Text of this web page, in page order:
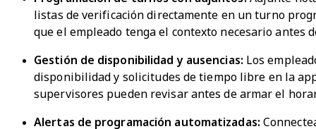
listas de verificación directamente en un turno
que el empleado tenga el contexto necesario antes
Gestión de disponibilidad y ausencias: Los
disponibilidad y solicitudes de tiempo libre en la
supervisores pueden revisar antes de armar el
Alertas de programación automatizadas: